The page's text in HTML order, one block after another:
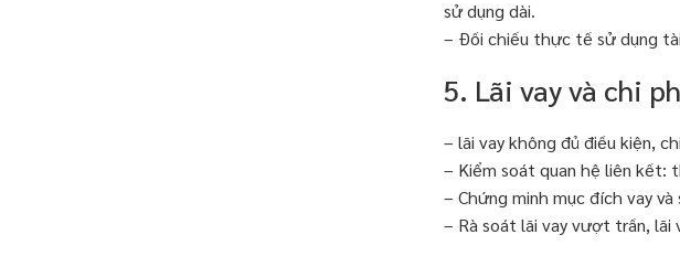
sử dụng dài.
– Đối chiếu thực tế sử dụng
5. Lãi vay và chi
– lãi vay không đủ điều kiện,
– Kiểm soát quan hệ liên kết:
– Chứng minh mục đích vay
– Rà soát lãi vay vượt trần,